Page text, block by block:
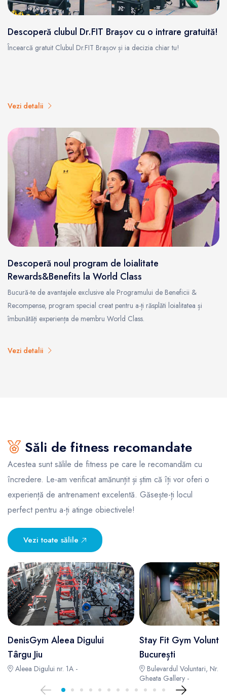
Descoperă clubul Dr.FIT Brașov cu o intrare gratuită!
Încearcă gratuit Clubul Dr.FIT Brașov și ia decizia chiar tu!
Vezi detalii
Descoperă noul program de loialitate
Rewards&Benefits la World Class
Bucură-te de avantajele exclusive ale Programului de Beneficii &
Recompense, program special creat pentru a-ți răsplăti loialitatea și
îmbunătăți experiența de membru World Class.
Vezi detalii
Săli de fitness recomandate
Acestea sunt sălile de fitness pe care le recomandăm cu
încredere. Le-am verificat amănunțit și știm că îți vor oferi o
experiență de antrenament excelentă. Găsește-ți locul
perfect pentru a-ți atinge obiectivele!
Vezi toate sălile
DenisGym Aleea Digului
Târgu Jiu
Aleea Digului nr. 1A -
Stay Fit Gym
București
Bulevardul Voluntari, Nr.
Gheata Gallery -